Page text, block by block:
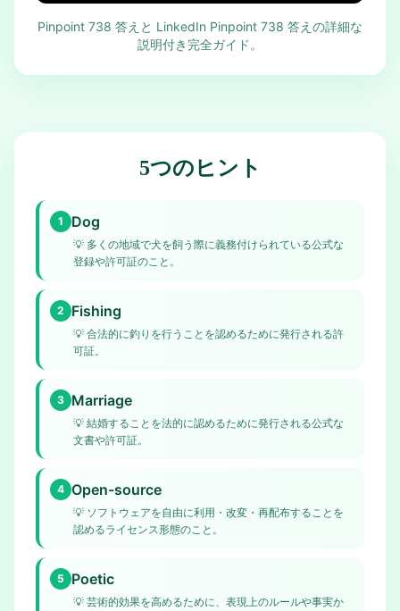
Pinpoint 738 答えと LinkedIn Pinpoint 738 答えの詳細な
説明付き完全ガイド。
5つのヒント
1 Dog
💡 多くの地域で犬を飼う際に義務付けられている公式な
登録や許可証のこと。
2 Fishing
💡 合法的に釣りを行うことを認めるために発行される許
可証。
3 Marriage
💡 結婚することを法的に認めるために発行される公式な
文書や許可証。
4 Open-source
💡 ソフトウェアを自由に利用・改変・再配布することを
認めるライセンス形態のこと。
5 Poetic
💡 芸術的効果を高めるために、表現上のルールや事実か